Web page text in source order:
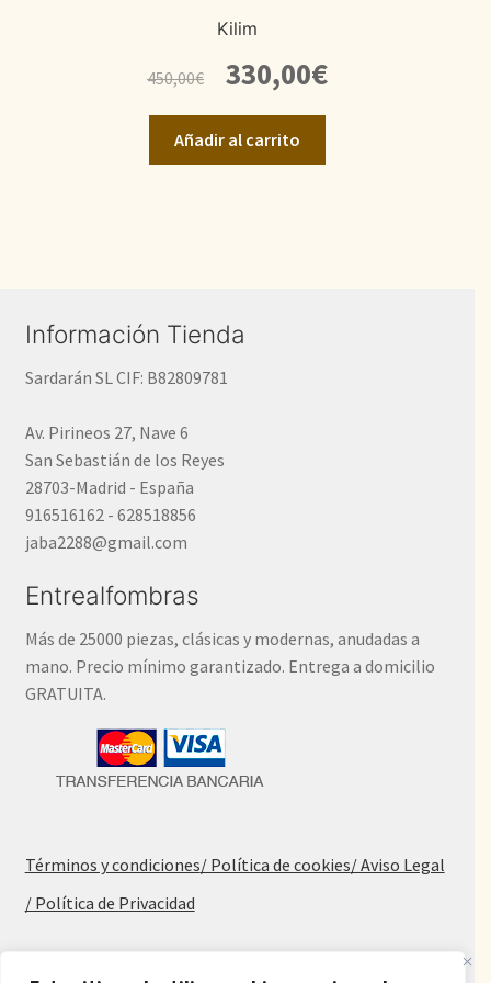
Kilim
450,00€
precio
original
era:
450,00€.
330,00€El
precio
Añadir al carrito
Información Tienda
Sardarán SL CIF: B82809781
Av. Pirineos 27, Nave 6
San Sebastián de los Reyes
28703-Madrid - España
916516162 - 628518856
jaba2288@gmail.com
Entrealfombras
Más de 25000 piezas, clásicas y modernas, anudadas a
mano. Precio mínimo garantizado. Entrega a domicilio
GRATUITA.
Términos y condiciones/ Política de cookies/ Aviso Legal
/ Política de Privacidad